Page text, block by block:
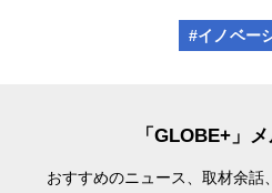
#イノベー
「GLOBE+」
おすすめのニュース、取材余話、